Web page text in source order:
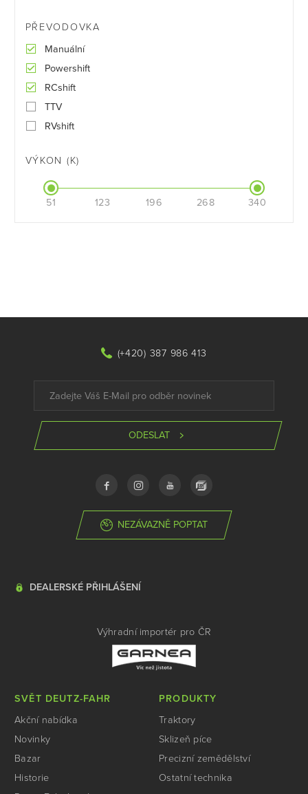
PŘEVODOVKA
Manuální
Powershift
RCshift
TTV
RVshift
VÝKON (K)
51 123 196 268 340
(+420) 387 986 413
ODESLAT
NEZÁVAZNĚ POPTAT
DEALERSKÉ PŘIHLÁŠENÍ
Výhradní importér pro ČR
SVĚT DEUTZ-FAHR
Akční nabídka
Novinky
Bazar
Historie
PRODUKTY
Traktory
Sklizeň píce
Precizní zemědělství
Ostatní technika